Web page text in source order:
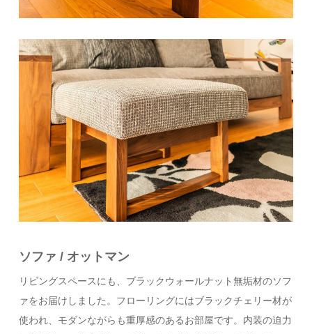
ソファ / オットマン
リビングスペースにも、ブラックウォールナット無垢材のソフ
ァをお届けしました。フローリングにはブラックチェリー材が
使われ、モダンながらも重厚感のあるお部屋です。内装の迫力